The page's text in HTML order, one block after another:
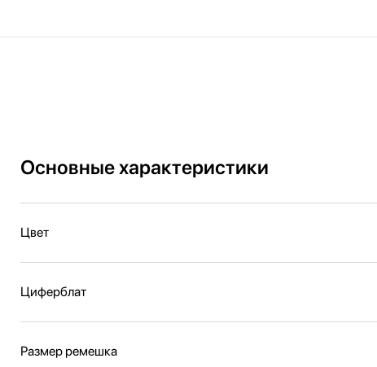
Основные характеристики
Цвет
Циферблат
Размер ремешка